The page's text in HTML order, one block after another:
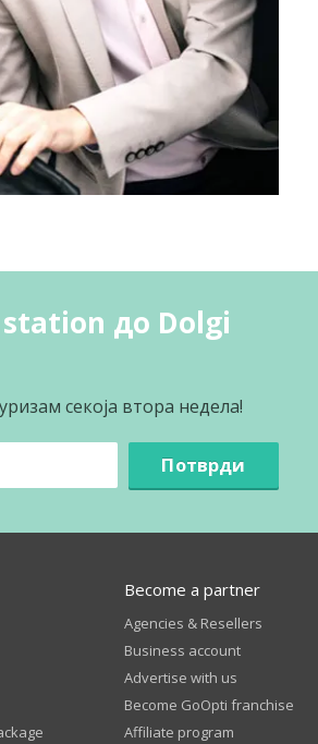
до Dolgi
секоја втора недела!
Потврди
Become a partner
Agencies & Resellers
Business account
Advertise with us
Become GoOpti franchise
Affiliate program